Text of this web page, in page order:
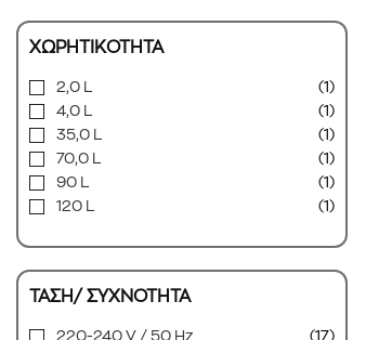
ΧΩΡΗΤΙΚΟΤΗΤΑ
2,0 L
(1)
4,0 L
(1)
35,0 L
(1)
70,0 L
(1)
90 L
(1)
120 L
(1)
ΤΑΣΗ/ ΣΥΧΝΟΤΗΤΑ
220-240 V / 50 Hz (17)